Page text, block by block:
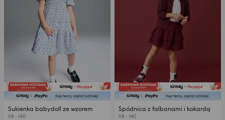
Sukienka babydoll ze wzorem
98 - 140
Spódnica z falbanami i kokardą
98 - 140